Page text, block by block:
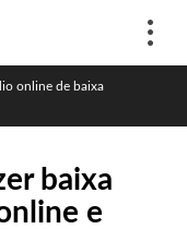
online de baixa
baixa
e